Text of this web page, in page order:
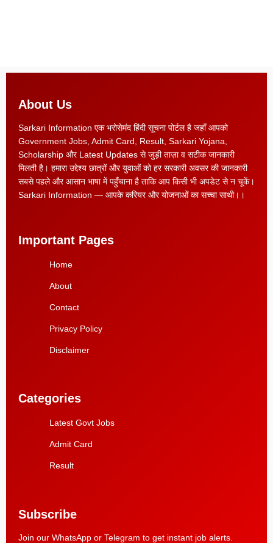
About Us
Sarkari Information एक भरोसेमंद हिंदी सूचना पोर्टल है जहाँ आपको
Government Jobs, Admit Card, Result, Sarkari Yojana,
Scholarship और Latest Updates से जुड़ी ताज़ा व सटीक जानकारी
मिलती है। हमारा उद्देश्य छात्रों और युवाओं को हर सरकारी अवसर की जानकारी
सबसे पहले और आसान भाषा में पहुँचाना है ताकि आप किसी भी अपडेट से न चूकें।
Sarkari Information — आपके करियर और योजनाओं का सच्चा साथी।।
Important Pages
Home
About
Contact
Privacy Policy
Disclaimer
Categories
Latest Govt Jobs
Admit Card
Result
Subscribe
Join our WhatsApp or Telegram to get instant job alerts.